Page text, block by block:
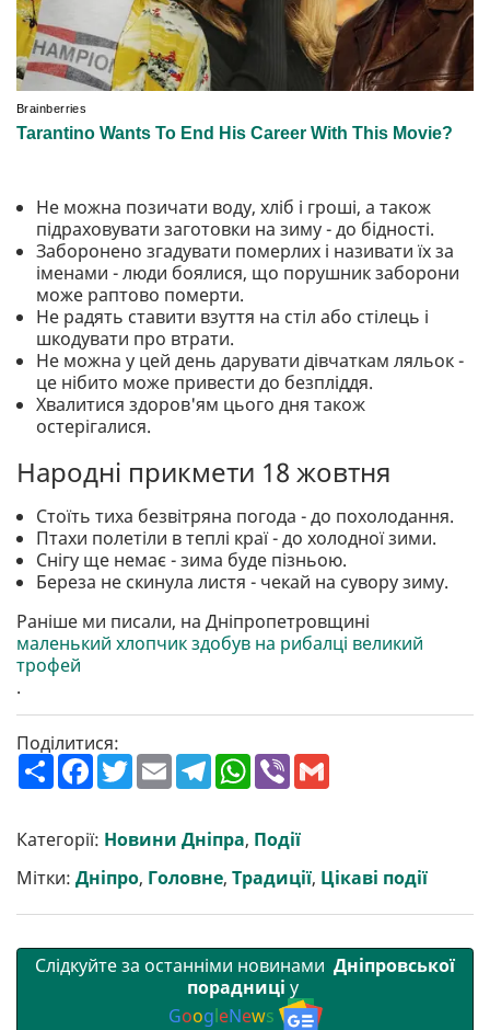
Не можна позичати воду, хліб і гроші, а також
підраховувати заготовки на зиму - до бідності.
Заборонено згадувати померлих і називати їх за
іменами - люди боялися, що порушник заборони
може раптово померти.
Не радять ставити взуття на стіл або стілець і
шкодувати про втрати.
Не можна у цей день дарувати дівчаткам ляльок -
це нібито може привести до безпліддя.
Хвалитися здоров'ям цього дня також
остерігалися.
Народні прикмети 18 жовтня
Стоїть тиха безвітряна погода - до похолодання.
Птахи полетіли в теплі краї - до холодної зими.
Снігу ще немає - зима буде пізньою.
Береза не скинула листя - чекай на сувору зиму.
Раніше ми писали, на Дніпропетровщині
маленький хлопчик здобув на рибалці великий
трофей
.
Поділитися:
П
о
р
и
т
и
F
a
b
o
o
k
T
w
t
e
r
E
m
l
T
e
g
r
a
m
W
h
s
A
p
p
V
r
Категорії: Новини Дніпра, Події
Мітки: Дніпро, Головне, Традиції, Цікаві події
Слідкуйте за останніми новинами Дніпровської
порадниці у
GoogleNews